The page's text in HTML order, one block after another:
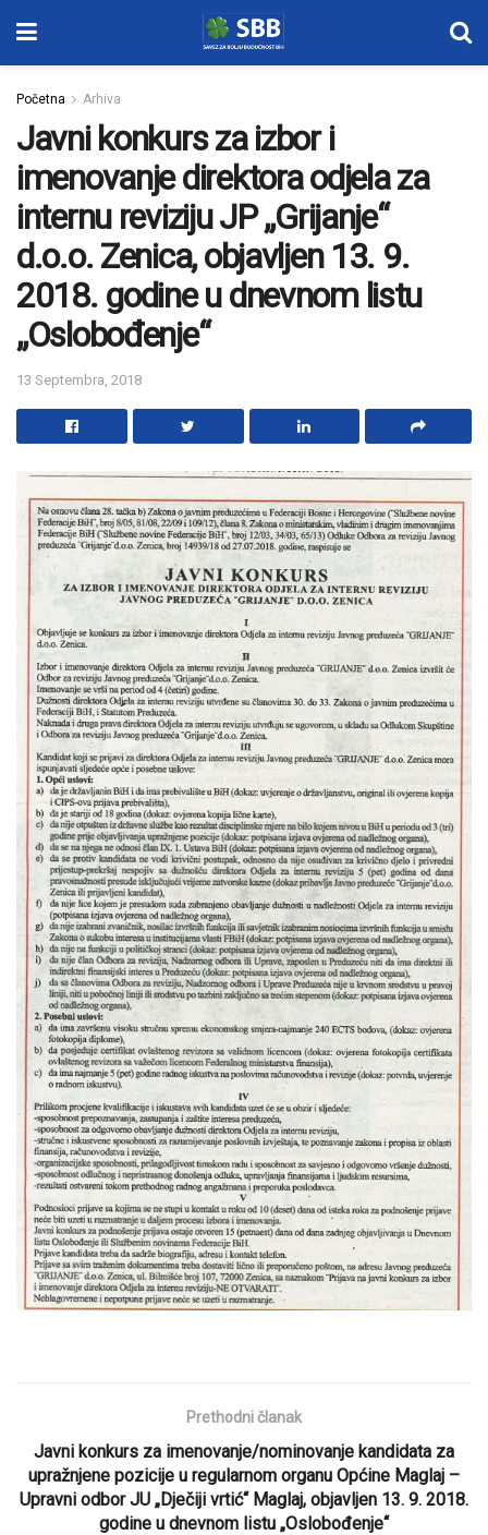
Početna Arhiva
Javni konkurs za izbor i
imenovanje direktora odjela za
internu reviziju JP „Grijanje“
d.o.o. Zenica, objavljen 13. 9.
2018. godine u dnevnom listu
„Oslobođenje“
13 Septembra, 2018
Prethodni članak
Javni konkurs za imenovanje/nominovanje kandidata za
upražnjene pozicije u regularnom organu Općine Maglaj –
Upravni odbor JU „Dječiji vrtić“ Maglaj, objavljen 13. 9. 2018.
godine u dnevnom listu „Oslobođenje“